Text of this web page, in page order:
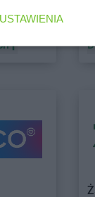
USTAWIENIA